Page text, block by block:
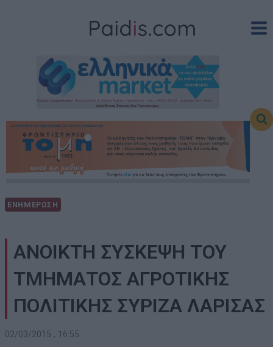
ΕΝΗΜΕΡΩΣΗ
ΑΝΟΙΚΤΗ ΣΥΣΚΕΨΗ ΤΟΥ
ΤΜΗΜΑΤΟΣ ΑΓΡΟΤΙΚΗΣ
ΠΟΛΙΤΙΚΗΣ ΣΥΡΙΖΑ ΛΑΡΙΣΑΣ
02/03/2015 , 16:55